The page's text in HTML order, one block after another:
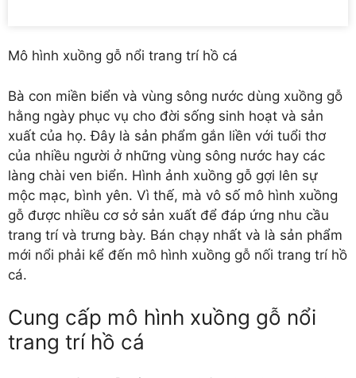
Mô hình xuồng gỗ nổi trang trí hồ cá
Bà con miền biển và vùng sông nước dùng xuồng gỗ
hằng ngày phục vụ cho đời sống sinh hoạt và sản
xuất của họ. Đây là sản phẩm gắn liền với tuổi thơ
của nhiều người ở những vùng sông nước hay các
làng chài ven biển. Hình ảnh xuồng gỗ gợi lên sự
mộc mạc, bình yên. Vì thế, mà vô số mô hình xuồng
gỗ được nhiều cơ sở sản xuất để đáp ứng nhu cầu
trang trí và trưng bày. Bán chạy nhất và là sản phẩm
mới nổi phải kể đến mô hình xuồng gỗ nối trang trí hồ
cá.
Cung cấp mô hình xuồng gỗ nổi
trang trí hồ cá